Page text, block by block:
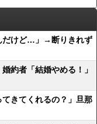
だけど…」→断りきれず
約者「結婚やめる！」
きてくれるの？」旦那